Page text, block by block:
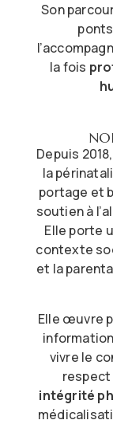
Son
la fois
Depuis
la
portage et
soutien à
Elle porte
contexte
et la
Elle œuvre
vivre le
intégrité